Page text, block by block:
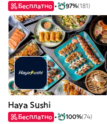
Бесплатно 97%(181)
Haya Sushi
Бесплатно 100%(74)